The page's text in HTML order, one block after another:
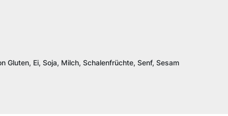
Ei, Soja, Milch, Schalenfrüchte, Senf, Sesam